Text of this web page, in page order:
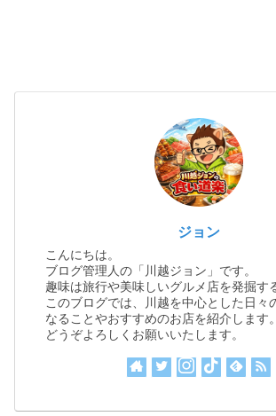
ジョン
こんにちは。
ブログ管理人の「川越ジョン」です。
趣味は旅行や美味しいグルメ店を発掘す
このブログでは、川越を中心とした日々
なることやおすすめのお店を紹介します。
どうぞよろしくお願いいたします。